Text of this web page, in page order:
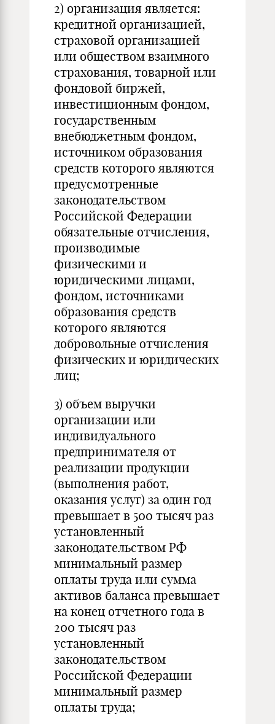
2) организация является:
кредитной организацией,
страховой организацией
или обществом взаимного
страхования, товарной или
фондовой биржей,
инвестиционным фондом,
государственным
внебюджетным фондом,
источником образования
средств которого являются
предусмотренные
законодательством
Российской Федерации
обязательные отчисления,
производимые
физическими и
юридическими лицами,
фондом, источниками
образования средств
которого являются
добровольные отчисления
физических и юридических
лиц;
3) объем выручки
организации или
индивидуального
предпринимателя от
реализации продукции
(выполнения работ,
оказания услуг) за один год
превышает в 500 тысяч раз
установленный
законодательством РФ
минимальный размер
оплаты труда или сумма
активов баланса превышает
на конец отчетного года в
200 тысяч раз
установленный
законодательством
Российской Федерации
минимальный размер
оплаты труда;